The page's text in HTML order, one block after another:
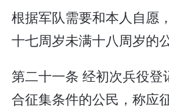
根据军队需要和本人自愿
十七周岁未满十八周岁的
第二十一条 经初次兵役登
合征集条件的公民，称应